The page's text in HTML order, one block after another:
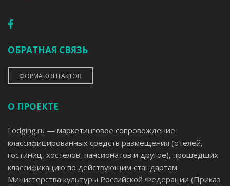
ОБРАТНАЯ СВЯЗЬ
ФОРМА КОНТАКТОВ
О ПРОЕКТЕ
Lodging.ru — маркетинговое сопровождение
классифицированных средств размещения (отелей,
гостиниц, хостелов, пансионатов и другое), прошедших
классификацию по действующим стандартам
Министерства культуры Российской Федерации (Приказ